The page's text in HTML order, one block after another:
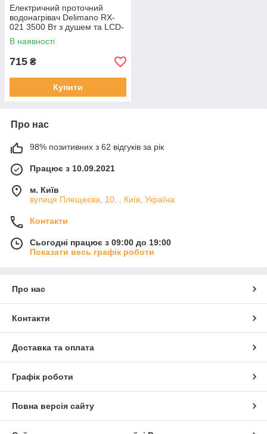
Електричний проточний
водонагрівач Delimano RX-
021 3500 Вт з душем та LCD-
дисплеєм
В наявності
715 ₴
Купити
Про нас
98% позитивних з 62 відгуків за рік
Працює з 10.09.2021
м. Київ
вулиця Плещеєва, 10, , Київ, Україна
Контакти
Сьогодні працює з 09:00 до 19:00
Показати весь графік роботи
Про нас
Контакти
Доставка та оплата
Графік роботи
Повна версія сайту